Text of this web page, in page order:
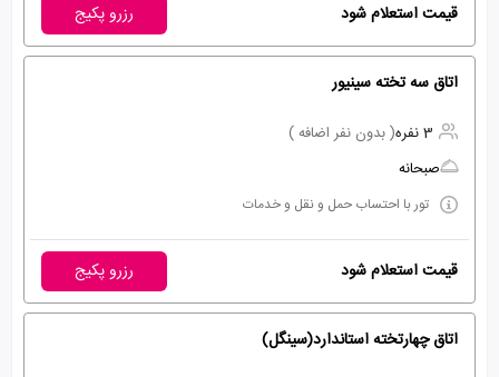
قیمت استعلام شود رزرو پکیج
اتاق سه تخته سینیور
3 نفره
( بدون نفر اضافه )
صبحانه
تور با احتساب حمل و نقل و خدمات
قیمت استعلام شود رزرو پکیج
اتاق چهارتخته استاندارد(سینگل)